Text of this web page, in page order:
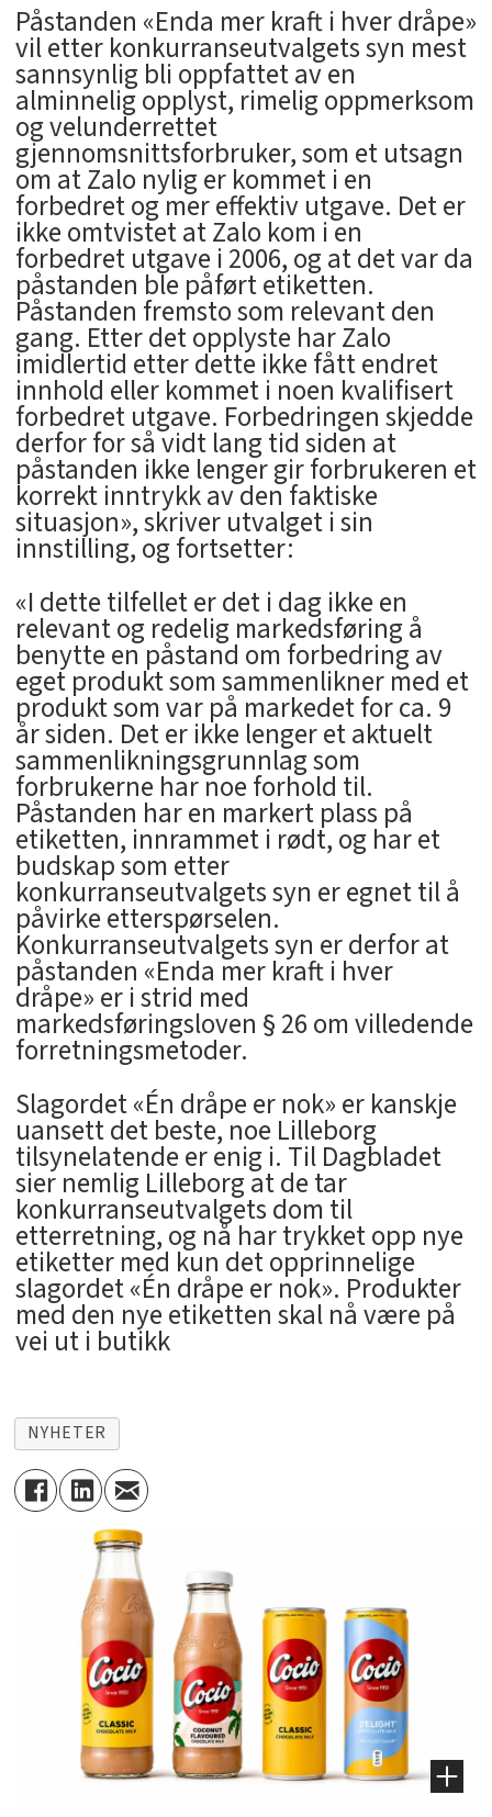
Påstanden «Enda mer kraft i hver dråpe»
vil etter konkurranseutvalgets syn mest
sannsynlig bli oppfattet av en
alminnelig opplyst, rimelig oppmerksom
og velunderrettet
gjennomsnittsforbruker, som et utsagn
om at Zalo nylig er kommet i en
forbedret og mer effektiv utgave. Det er
ikke omtvistet at Zalo kom i en
forbedret utgave i 2006, og at det var da
påstanden ble påført etiketten.
Påstanden fremsto som relevant den
gang. Etter det opplyste har Zalo
imidlertid etter dette ikke fått endret
innhold eller kommet i noen kvalifisert
forbedret utgave. Forbedringen skjedde
derfor for så vidt lang tid siden at
påstanden ikke lenger gir forbrukeren et
korrekt inntrykk av den faktiske
situasjon», skriver utvalget i sin
innstilling, og fortsetter:
«I dette tilfellet er det i dag ikke en
relevant og redelig markedsføring å
benytte en påstand om forbedring av
eget produkt som sammenlikner med et
produkt som var på markedet for ca. 9
år siden. Det er ikke lenger et aktuelt
sammenlikningsgrunnlag som
forbrukerne har noe forhold til.
Påstanden har en markert plass på
etiketten, innrammet i rødt, og har et
budskap som etter
konkurranseutvalgets syn er egnet til å
påvirke etterspørselen.
Konkurranseutvalgets syn er derfor at
påstanden «Enda mer kraft i hver
dråpe» er i strid med
markedsføringsloven § 26 om villedende
forretningsmetoder.
Slagordet «Én dråpe er nok» er kanskje
uansett det beste, noe Lilleborg
tilsynelatende er enig i. Til Dagbladet
sier nemlig Lilleborg at de tar
konkurranseutvalgets dom til
etterretning, og nå har trykket opp nye
etiketter med kun det opprinnelige
slagordet «Én dråpe er nok». Produkter
med den nye etiketten skal nå være på
vei ut i butikk
NYHETER